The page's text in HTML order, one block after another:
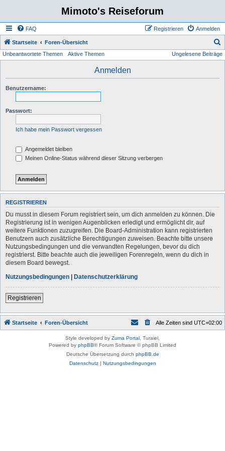
Mimoto's Reiseforum
FAQ Anmelden
Registrieren
Startseite Foren-Übersicht
u
Unbeantwortete Themen Aktive Themen Ungelesene Beiträge
Anmelden
Benutzername:
Passwort:
Ich habe mein Passwort vergessen
Angemeldet bleiben
Meinen Online-Status während dieser Sitzung verbergen
REGISTRIEREN
Du musst in diesem Forum registriert sein, um dich anmelden zu können. Die
Registrierung ist in wenigen Augenblicken erledigt und ermöglicht dir, auf
weitere Funktionen zuzugreifen. Die Board-Administration kann registrierten
Benutzern auch zusätzliche Berechtigungen zuweisen. Beachte bitte unsere
Nutzungsbedingungen und die verwandten Regelungen, bevor du dich
registrierst. Bitte beachte auch die jeweiligen Forenregeln, wenn du dich in
diesem Board bewegst.
Nutzungsbedingungen | Datenschutzerklärung
Registrieren
Startseite Foren-Übersicht Alle Zeiten sind UTC+02:00
Style developed by Zuma Portal , Turaiel,
Powered by phpBB® Forum Software © phpBB Limited
Deutsche Übersetzung durch phpBB.de
Datenschutz| Nutzungsbedingungen